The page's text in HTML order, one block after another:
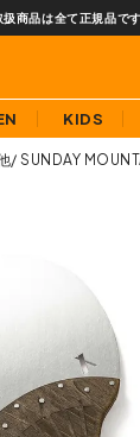
扱商品は全て正規品です
KIDS
SUNDAY